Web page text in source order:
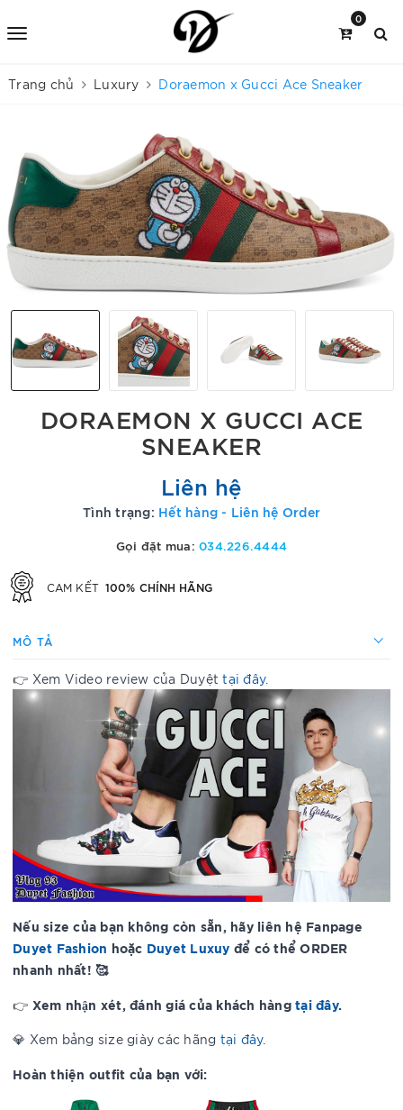
0
Trang chủ Luxury Doraemon x Gucci Ace Sneaker
DORAEMON X GUCCI ACE
SNEAKER
Liên hệ
Tình trạng: Hết hàng - Liên hệ Order
Gọi đặt mua:034.226.4444
CAM KẾT 100% CHÍNH HÃNG
MÔ TẢ
👉 Xem Video review của Duyệttại đây.
Nếu size của bạn không còn sẵn, hãy liên hệ Fanpage
Duyet Fashion hoặc Duyet Luxuy để có thể ORDER
nhanh nhất! 🥰
👉 Xem nhận xét, đánh giá của khách hàng tại đây.
💎 Xem bảng size giày các hãng tại đây.
Hoàn thiện outfit của bạn với: